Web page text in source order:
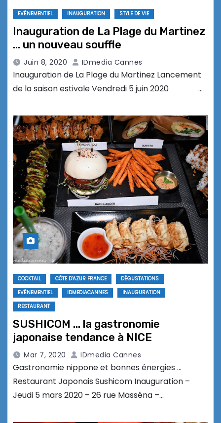
EVÉNEMENTIEL INAUGURATION STYLE DE VIE
Inauguration de La Plage du Martinez
… un nouveau souffle
Juin 8, 2020 IDmedia Cannes
Inauguration de La Plage du Martinez Lancement
de la saison estivale Vendredi 5 juin 2020 …
COCKTAIL CÔTE D'AZUR FRANCE
DÉGUSTATIONS
EVÉNEMENTIEL
IDMEDIACANNES
INAUGURATION
RESTAURANT
SUSHICOM … la gastronomie
japonaise tendance à NICE
Mar 7, 2020 IDmedia Cannes
Gastronomie nippone et bonnes énergies …
Restaurant Japonais Sushicom Inauguration –
Jeudi 5 mars 2020 – 26 rue Masséna –…